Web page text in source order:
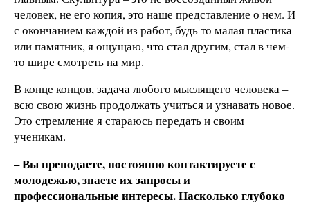
человек, не его копия, это наше представление о нем. И
с окончанием каждой из работ, будь то малая пластика
или памятник, я ощущаю, что стал другим, стал в чем-
то шире смотреть на мир.
В конце концов, задача любого мыслящего человека –
всю свою жизнь продолжать учиться и узнавать новое.
Это стремление я стараюсь передать и своим
ученикам.
– Вы преподаете, постоянно контактируете с
молодежью, знаете их запросы и
профессиональные интересы. Насколько глубоко